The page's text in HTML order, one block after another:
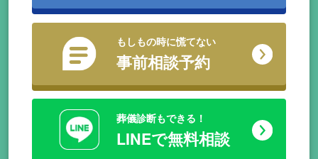
もしもの時に慌てない
事前相談予約
葬儀診断もできる！
LINEで無料相談